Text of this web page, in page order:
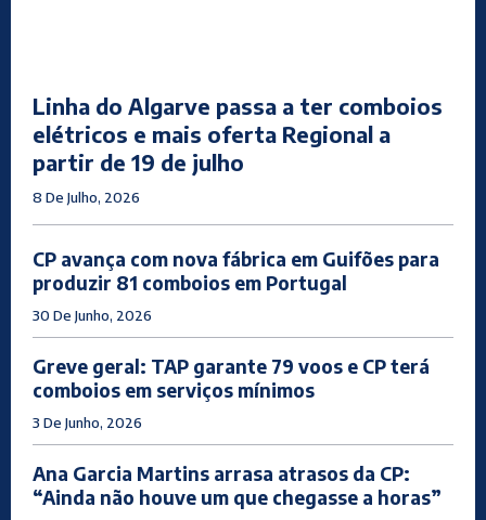
Linha do Algarve passa a ter comboios
elétricos e mais oferta Regional a
partir de 19 de julho
8 De Julho, 2026
CP avança com nova fábrica em Guifões para
produzir 81 comboios em Portugal
30 De Junho, 2026
Greve geral: TAP garante 79 voos e CP terá
comboios em serviços mínimos
3 De Junho, 2026
Ana Garcia Martins arrasa atrasos da CP:
“Ainda não houve um que chegasse a horas”